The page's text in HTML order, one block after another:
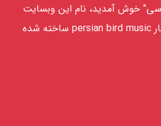
خوش آمدید، نام این وبسایت
pbmusic است و از اختصار persian bird music ساخته شده